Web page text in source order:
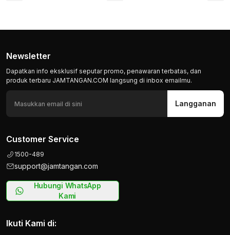
Newsletter
Dapatkan info eksklusif seputar promo, penawaran terbatas, dan
produk terbaru JAMTANGAN.COM langsung di inbox emailmu.
Langganan
Customer Service
1500-489
support@jamtangan.com
Hubungi WhatsApp
Kami
Ikuti Kami di: